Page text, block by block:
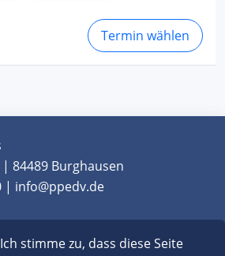
Termin wählen
84489 Burghausen
| info@ppedv.de
stimme zu, dass diese Seite